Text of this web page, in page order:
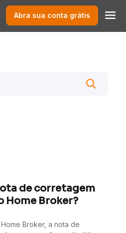
Abra sua conta grátis
de corretagem
Home Broker?
Broker, a nota de